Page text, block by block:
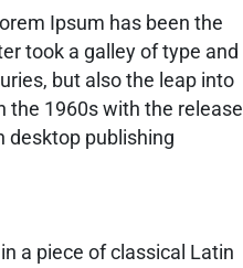
Ipsum has been the
took a galley of type and
but also the leap into
the 1960s with the release
desktop publishing
a piece of classical Latin